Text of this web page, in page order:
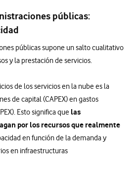
públicas:
públicas supone un salto cualitativo
y la prestación de servicios.
de los servicios en la nube es la
de capital (CAPEX) en gastos
Esto significa que las
por los recursos que realmente
en función de la demanda y
en infraestructuras